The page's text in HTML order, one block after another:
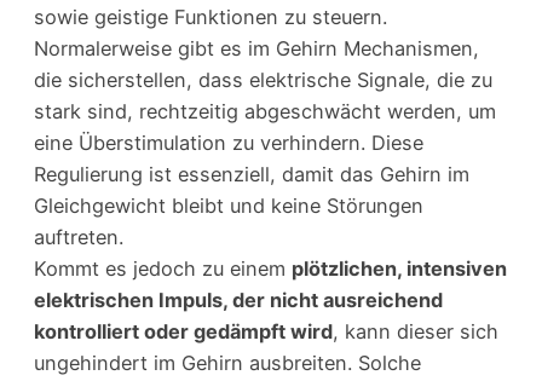
sowie geistige Funktionen zu steuern.
Normalerweise gibt es im Gehirn Mechanismen,
die sicherstellen, dass elektrische Signale, die zu
stark sind, rechtzeitig abgeschwächt werden, um
eine Überstimulation zu verhindern. Diese
Regulierung ist essenziell, damit das Gehirn im
Gleichgewicht bleibt und keine Störungen
auftreten.
Kommt es jedoch zu einem plötzlichen, intensiven
elektrischen Impuls, der nicht ausreichend
kontrolliert oder gedämpft wird, kann dieser sich
ungehindert im Gehirn ausbreiten. Solche